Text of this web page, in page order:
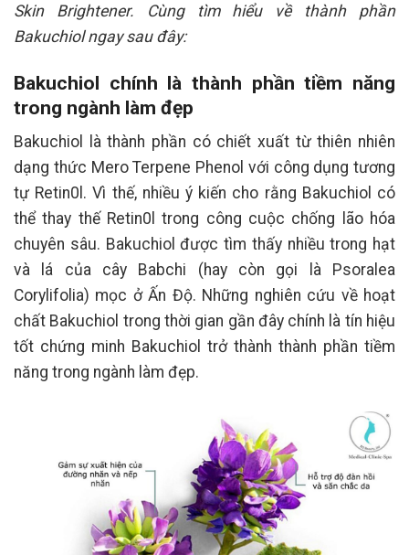
Skin Brightener. Cùng tìm hiểu về thành phần
Bakuchiol ngay sau đây:
Bakuchiol chính là thành phần tiềm năng
trong ngành làm đẹp
Bakuchiol là thành phần có chiết xuất từ thiên nhiên
dạng thức Mero Terpene Phenol với công dụng tương
tự Retin0l. Vì thế, nhiều ý kiến cho rằng Bakuchiol có
thể thay thế Retin0l trong công cuộc chống lão hóa
chuyên sâu. Bakuchiol được tìm thấy nhiều trong hạt
và lá của cây Babchi (hay còn gọi là Psoralea
Corylifolia) mọc ở Ấn Độ. Những nghiên cứu về hoạt
chất Bakuchiol trong thời gian gần đây chính là tín hiệu
tốt chứng minh Bakuchiol trở thành thành phần tiềm
năng trong ngành làm đẹp.